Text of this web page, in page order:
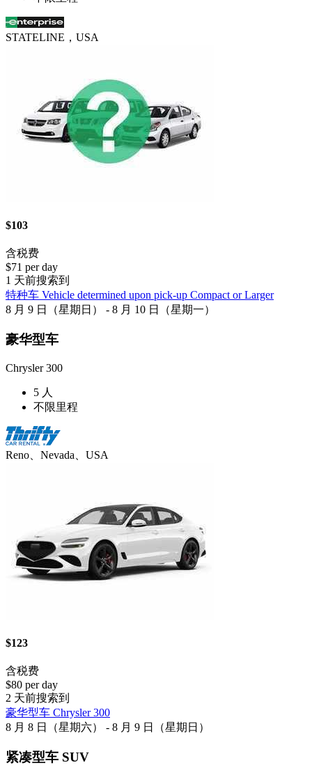
STATELINE，USA
$103
含税费
$71 per day
1 天前搜索到
特种车 Vehicle determined upon pick-up Compact or Larger
8 月 9 日（星期日） - 8 月 10 日（星期一）
豪华型车
Chrysler 300
5 人
不限里程
Reno、Nevada、USA
$123
含税费
$80 per day
2 天前搜索到
豪华型车 Chrysler 300
8 月 8 日（星期六） - 8 月 9 日（星期日）
紧凑型车 SUV